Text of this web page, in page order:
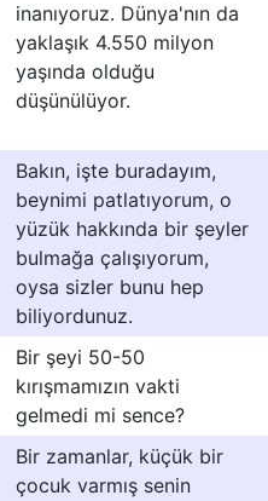
inanıyoruz. Dünya'nın da
yaklaşık 4.550 milyon
yaşında olduğu
düşünülüyor.
Bakın, işte buradayım,
beynimi patlatıyorum, o
yüzük hakkında bir şeyler
bulmağa çalışıyorum,
oysa sizler bunu hep
biliyordunuz.
Bir şeyi 50-50
kırışmamızın vakti
gelmedi mi sence?
Bir zamanlar, küçük bir
çocuk varmış senin